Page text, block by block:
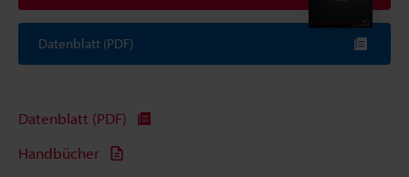
Datenblatt (PDF)
Datenblatt (PDF)
Handbücher